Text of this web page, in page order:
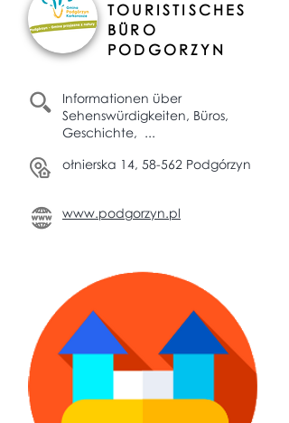
TOURISTISCHES
BÜRO
PODGORZYN
Informationen über
Sehenswürdigkeiten, Büros,
Geschichte, ...
ołnierska 14, 58-562 Podgórzyn
www.podgorzyn.pl